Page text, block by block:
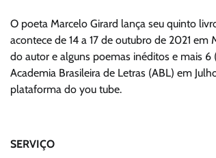
O poeta Marcelo Girard lança seu quinto
acontece de 14 a 17 de outubro de 2021
do autor e alguns poemas inéditos e mais
Academia Brasileira de Letras (ABL) em
plataforma do you tube.
SERVIÇO